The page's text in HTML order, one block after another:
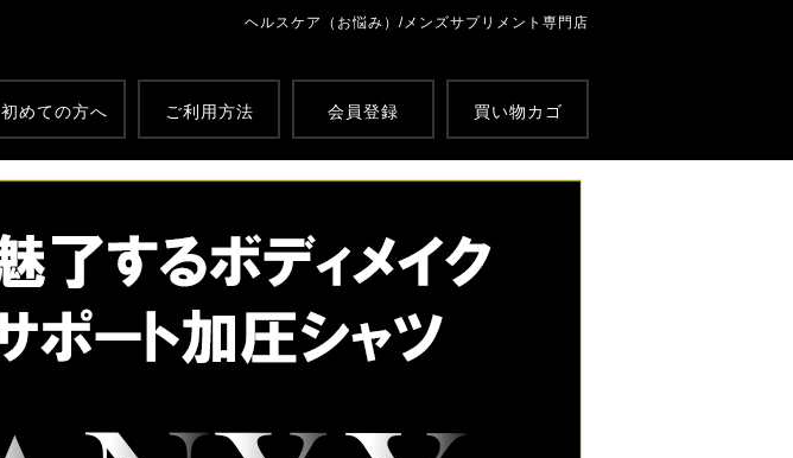
ヘルスケア（お悩み）/メンズサプリメント専門店
初めての方へ ご利用方法 会員登録 買い物カゴ